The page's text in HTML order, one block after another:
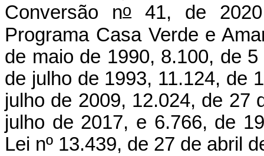
Conversão no41, de
Programa Casa Verde e
de maio de 1990, 8.100, de
de julho de 1993, 11.124, de
julho de 2009, 12.024, de 27
julho de 2017, e 6.766, de
Lei nº 13.439, de 27 de abril